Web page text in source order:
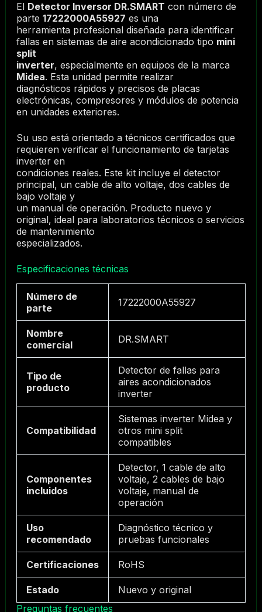
El Detector Inversor DR.SMART con número de
parte 17222000A55927 es una
herramienta profesional diseñada para identificar
fallas en sistemas de aire acondicionado tipo mini
split
inverter, especialmente en equipos de la marca
Midea. Esta unidad permite realizar
diagnósticos rápidos y precisos de placas
electrónicas, compresores y módulos de potencia
en unidades exteriores.
Su uso está orientado a técnicos certificados que
requieren verificar el funcionamiento de tarjetas
inverter en
condiciones reales. Este kit incluye el detector
principal, un cable de alto voltaje, dos cables de
bajo voltaje y
un manual de operación. Producto nuevo y
original, ideal para laboratorios técnicos o servicios
de mantenimiento
especializados.
Especificaciones técnicas
Número de
parte
17222000A55927
Nombre
comercial
DR.SMART
Tipo de
producto
Detector de fallas para
aires acondicionados
inverter
Compatibilidad
Sistemas inverter Midea y
otros mini split
compatibles
Componentes
incluidos
Detector, 1 cable de alto
voltaje, 2 cables de bajo
voltaje, manual de
operación
Uso
recomendado
Diagnóstico técnico y
pruebas funcionales
Certificaciones RoHS
Estado
Nuevo y original
Preguntas frecuentes